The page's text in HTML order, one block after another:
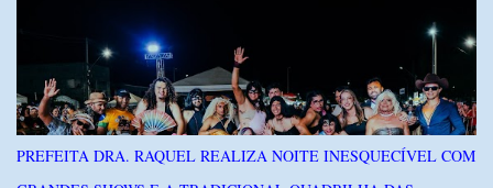
Um dos condutores apresentava sinais de embriaguez, foi levado
ao Hospital Regional Tarcísio Maia, em Mossoró, e autuado em
flagrante. O exame pericial para confirmar a presença de álcool no
organismo está em andamento. No outro veículo estavam
funcionários da Caern que seguiam para uma partida de futebol. O
motorista e uma mulher sofreram ferimentos leves. A criança, que
PREFEITA DRA. RAQUEL REALIZA NOITE INESQUECÍVEL COM